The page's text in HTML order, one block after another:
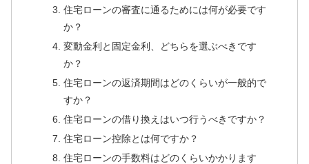
住宅ローンの審査に通るためには何が必要です
か？
変動金利と固定金利、どちらを選ぶべきです
か？
住宅ローンの返済期間はどのくらいが一般的で
すか？
住宅ローンの借り換えはいつ行うべきですか？
住宅ローン控除とは何ですか？
住宅ローンの手数料はどのくらいかかります